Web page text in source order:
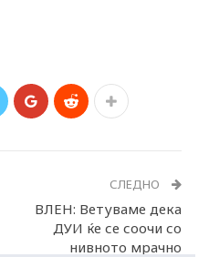
СЛЕДНО
ВЛЕН: Ветуваме дека
ДУИ ќе се соочи со
нивното мрачно